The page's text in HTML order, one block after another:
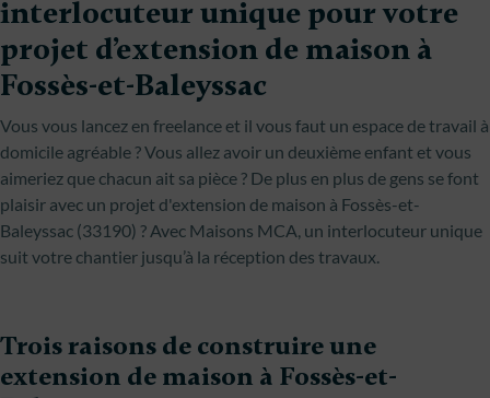
interlocuteur unique pour votre
projet d’extension de maison à
Fossès-et-Baleyssac
Vous vous lancez en freelance et il vous faut un espace de travail à
domicile agréable ? Vous allez avoir un deuxième enfant et vous
aimeriez que chacun ait sa pièce ? De plus en plus de gens se font
plaisir avec un projet d'extension de maison à Fossès-et-
Baleyssac (33190) ? Avec Maisons MCA, un interlocuteur unique
suit votre chantier jusqu’à la réception des travaux.
Trois raisons de construire une
extension de maison à Fossès-et-